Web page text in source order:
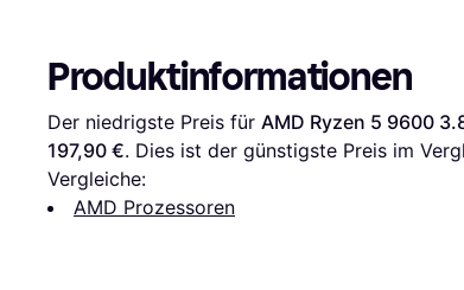
Produktinformationen
Der niedrigste Preis für AMD Ryzen 5 9600
197,90 €. Dies ist der günstigste Preis im
Vergleiche:
AMD Prozessoren